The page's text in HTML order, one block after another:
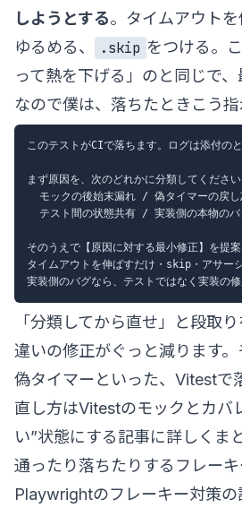
しようとする。タイムアウトを
ゆるめる、
.skip をつける。
って熱を下げる」のと同じで、
なので僕は、落ちたときこう指
このテストがCIで落ちます。ログは添付のと
まず原因を、次のどれかに分類してくださ
モックの後始末漏れ / 偽タイマーの戻
テスト間の状態共有 / 実装側の本物のバ
そのうえで【原因に対する最小修正】を提案
タイムアウトを伸ばすだけ・skip・アサー
「分類してから直せ」と段取
違いの修正がぐっと減ります
偽タイマーといった、Vitestで
直し方はVitestのモックとカバ
い”状態にする記事に詳しくま
通ったり落ちたりするフレー
Playwrightのフレーキー対策の